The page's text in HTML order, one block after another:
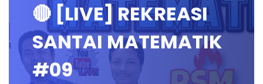
🔴 [LIVE] REKREASI
SANTAI MATEMATIK
#09